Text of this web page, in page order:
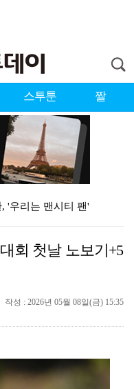
스투툰 짤
'우리는 맨시티 팬'
'미우새' 탁재훈, 50대 마지막 생일날 '아근진' 폐…
이강인 "한국 축구, 어려운 상황이지만…좋은 모습도 봐…
녕~'
회 첫날 노보기+5
작성 : 2026년 05월 08일(금) 15:35